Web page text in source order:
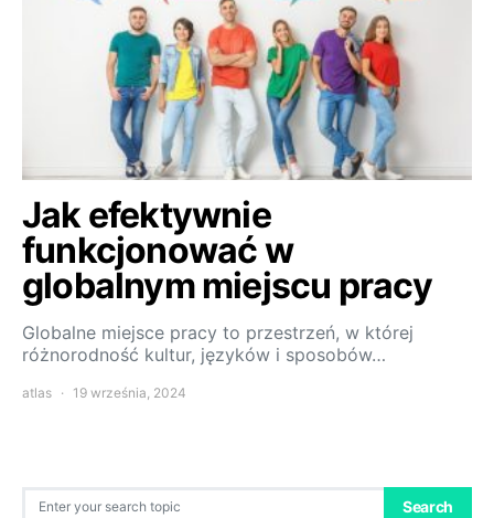
Jak efektywnie
funkcjonować w
globalnym miejscu pracy
Globalne miejsce pracy to przestrzeń, w której
różnorodność kultur, języków i sposobów…
atlas 19 września, 2024
Search